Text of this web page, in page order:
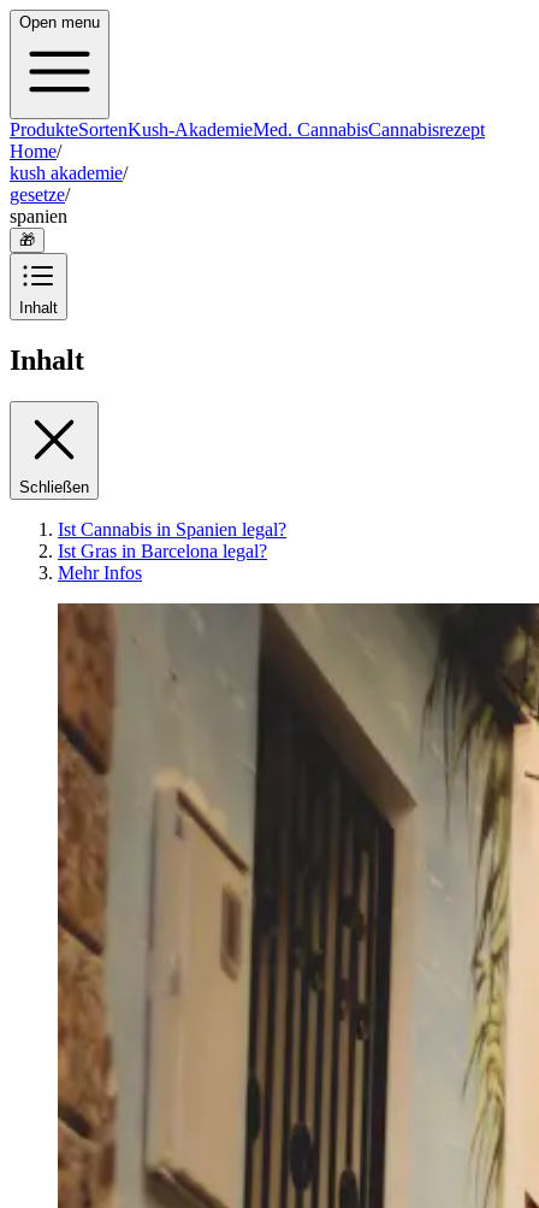
Open menu
ProdukteSortenKush-AkademieMed. CannabisCannabisrezept
Home/
kush akademie/
gesetze/
spanien
🎁
Inhalt
Inhalt
Schließen
Ist Cannabis in Spanien legal?
Ist Gras in Barcelona legal?
Mehr Infos